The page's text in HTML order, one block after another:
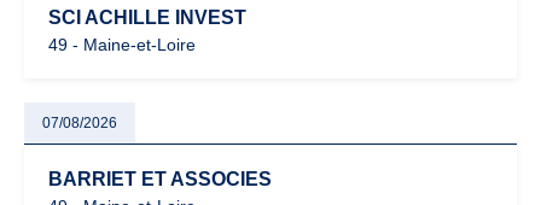
SCI ACHILLE INVEST
49 - Maine-et-Loire
07/08/2026
BARRIET ET ASSOCIES